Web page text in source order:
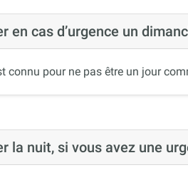
en cas d’urgence un
connu pour ne pas être un jour
la nuit, si vous avez une